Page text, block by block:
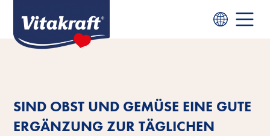
SIND OBST UND GEMÜSE EINE GUTE
ERGÄNZUNG ZUR TÄGLICHEN